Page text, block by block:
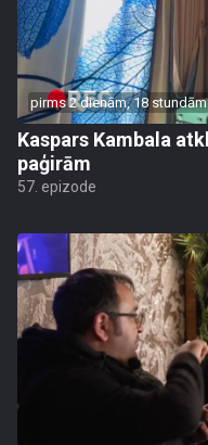
pirms 2 dienām, 18 stundām
Kaspars Kambala
paģirām
57. epizode